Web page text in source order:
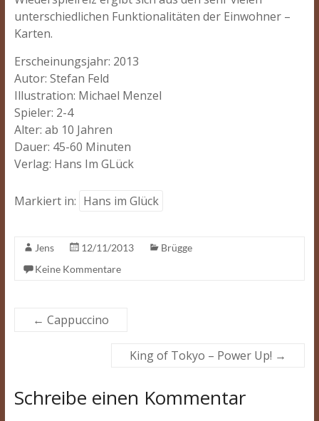
unterschiedlichen Funktionalitäten der Einwohner –
Karten.
Erscheinungsjahr: 2013
Autor: Stefan Feld
Illustration: Michael Menzel
Spieler: 2-4
Alter: ab 10 Jahren
Dauer: 45-60 Minuten
Verlag: Hans Im GLück
Markiert in: Hans im Glück
Jens 12/11/2013
Brügge
Keine Kommentare
← Cappuccino
King of Tokyo – Power Up! →
Schreibe einen Kommentar